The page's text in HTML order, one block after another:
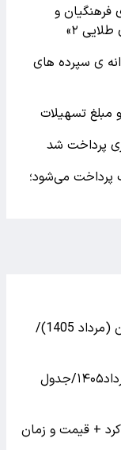
فرهنگیان و
۲»
ی سپرده های
مبلغ تسهیلات
پرداخت می‌شود؛
اولین بخشنامه فروش تویوتا BZ5 در ایران (مرداد 1405)/
قیمت خودرو در بازار آزاد چهارشنبه ۱۴ مرداد۱۴۰۵/جدول
+ قیمت و زمان